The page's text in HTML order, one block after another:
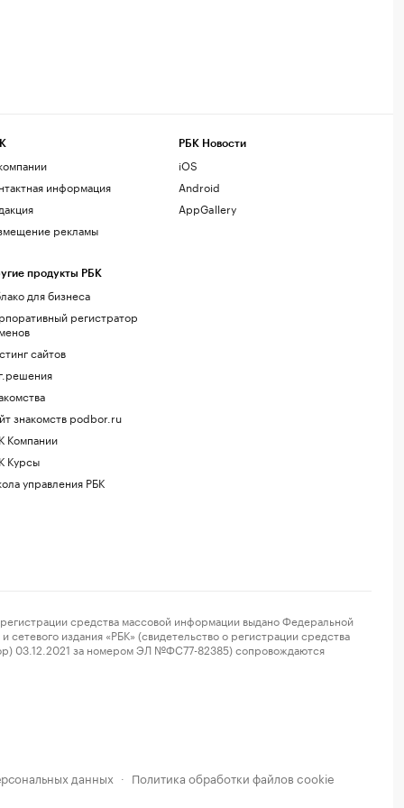
информация
рекламы
продукты РБК
для бизнеса
регистратор
сайтов
знакомств podbor.ru
Компании
Курсы
управления РБК
РБК Новости
iOS
Android
AppGallery
средства массовой информации выдано Федеральной
издания «РБК» (свидетельство о регистрации средства
03.12.2021 за номером ЭЛ №ФС77-82385) сопровождаются
данных · Политика обработки файлов cookie